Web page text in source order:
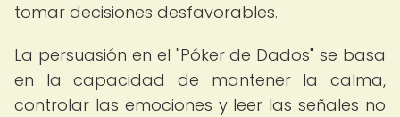
tomar decisiones desfavorables.
La persuasión en el "Póker de Dados" se basa
en la capacidad de mantener la calma,
controlar las emociones y leer las señales no